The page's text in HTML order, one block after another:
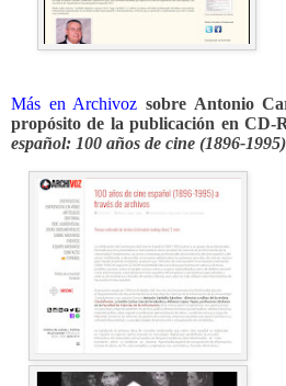
Más en Archivoz sobre Antonio
propósito de la publicación en CD-
español: 100 años de cine (1896-1995)